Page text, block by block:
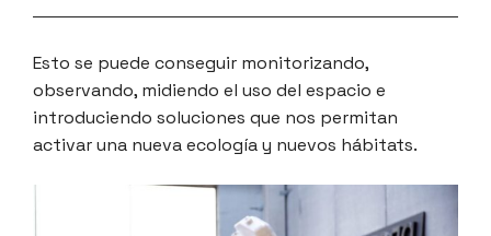
Esto se puede conseguir monitorizando,
observando, midiendo el uso del espacio e
introduciendo soluciones que nos permitan
activar una nueva ecología y nuevos hábitats.